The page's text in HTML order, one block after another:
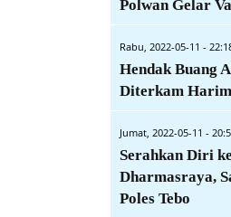
Polwan Gelar
Rabu, 2022-05-11 -
Hendak Buang
Diterkam
Jumat, 2022-05-11 -
Serahkan Diri
Dharmasraya,
Poles Tebo